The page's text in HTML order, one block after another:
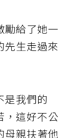
勵給了她一
先生走過來
是我們的
，這好不公
母親扶著他